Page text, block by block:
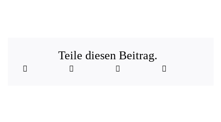
Teile diesen Beitrag.